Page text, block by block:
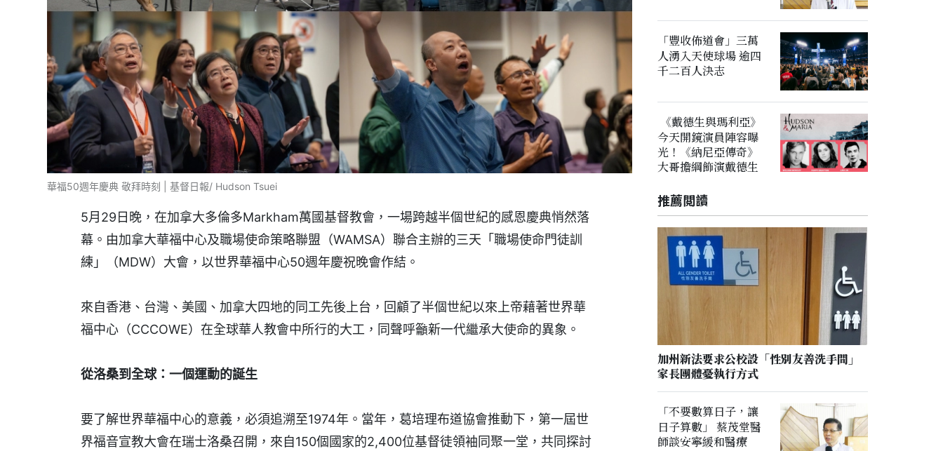
華福50週年慶典 敬拜時刻 | 基督日報/ Hudson Tsuei
5月29日晚，在加拿大多倫多Markham萬國基督教會，一場跨越半個世紀的感恩慶典悄然落
幕。由加拿大華福中心及職場使命策略聯盟（WAMSA）聯合主辦的三天「職場使命門徒訓
練」（MDW）大會，以世界華福中心50週年慶祝晚會作結。
來自香港、台灣、美國、加拿大四地的同工先後上台，回顧了半個世紀以來上帝藉著世界華
福中心（CCCOWE）在全球華人教會中所行的大工，同聲呼籲新一代繼承大使命的異象。
從洛桑到全球：一個運動的誕生
要了解世界華福中心的意義，必須追溯至1974年。當年，葛培理布道協會推動下，第一屆世
界福音宣教大會在瑞士洛桑召開，來自150個國家的2,400位基督徒領袖同聚一堂，共同探討
「豐收佈道會」三萬
人湧入天使球場 逾四
千二百人決志
《戴德生與瑪利亞》
今天開鏡演員陣容曝
光！《納尼亞傳奇》
大哥擔綱飾演戴德生
推薦閲讀
加州新法要求公校設「性別友善洗手間」
家長團體憂執行方式
「不要數算日子，讓
日子算數」 蔡茂堂醫
師談安寧緩和醫療